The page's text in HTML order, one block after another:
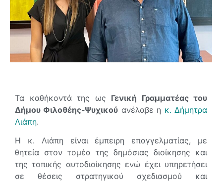
Τα καθήκοντά της ως Γενική Γραμματέας του
Δήμου Φιλοθέης-Ψυχικού ανέλαβε η κ. Δήμητρα
Λιάπη.
Η κ. Λιάπη είναι έμπειρη επαγγελματίας, με
θητεία στον τομέα της δημόσιας διοίκησης και
της τοπικής αυτοδιοίκησης ενώ έχει υπηρετήσει
σε θέσεις στρατηγικού σχεδιασμού και